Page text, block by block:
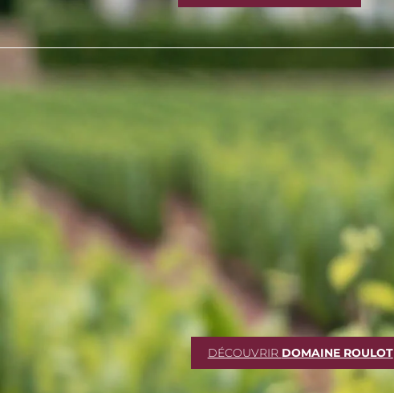
DÉCOUVRIR DOMAINE ROULOT